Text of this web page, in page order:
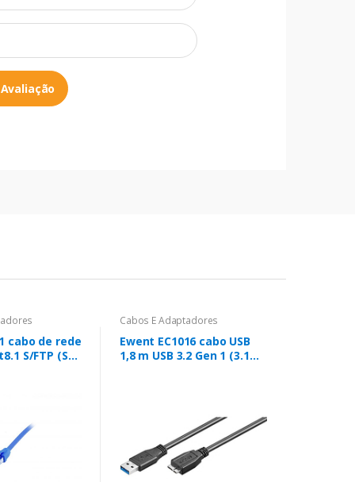
cabo de rede
S/FTP (S-
Cabos E Adaptadores
Ewent EC1016 cabo USB
1,8 m USB 3.2 Gen 1 (3.1